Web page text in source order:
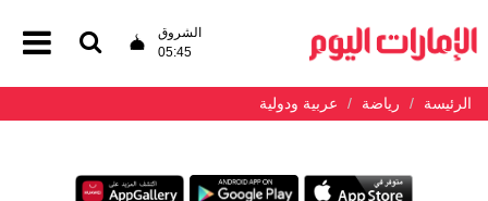
الشروق
05:45
الرئيسة رياضة عربية ودولية